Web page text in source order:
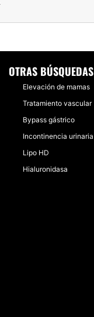
OTRAS BÚSQUEDAS
Elevación de mamas
Tratamiento vascular
Bypass gástrico
Incontinencia urinaria
Lipo HD
Hialuronidasa